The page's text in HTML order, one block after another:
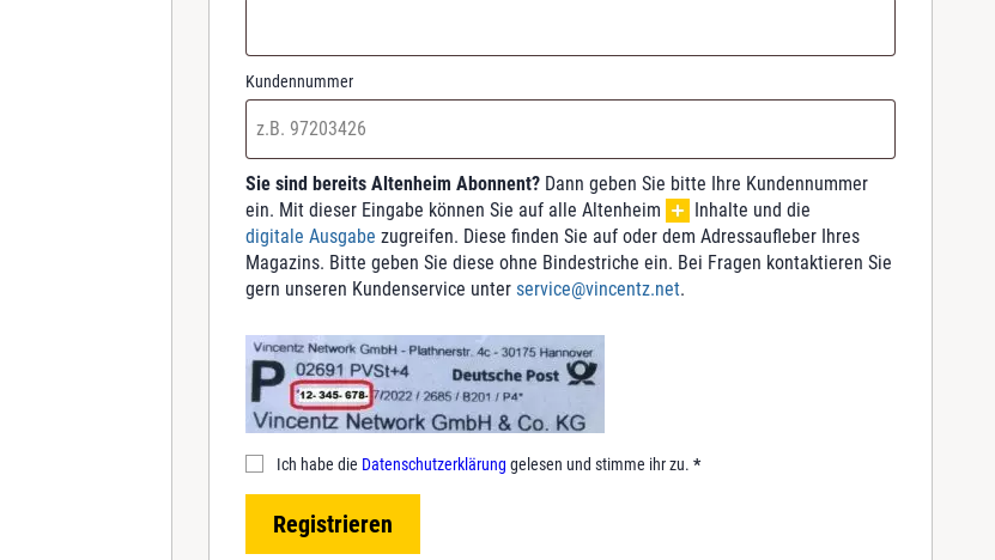
Kundennummer
Sie sind bereits Altenheim Abonnent? Dann geben Sie bitte Ihre Kundennummer
ein. Mit dieser Eingabe können Sie auf alle Altenheim
Inhalte und die
digitale Ausgabe zugreifen. Diese finden Sie auf oder dem Adressaufleber Ihres
Magazins. Bitte geben Sie diese ohne Bindestriche ein. Bei Fragen kontaktieren Sie
gern unseren Kundenservice unter service@vincentz.net.
Ich habe die Datenschutzerklärung gelesen und stimme ihr zu. *
Registrieren